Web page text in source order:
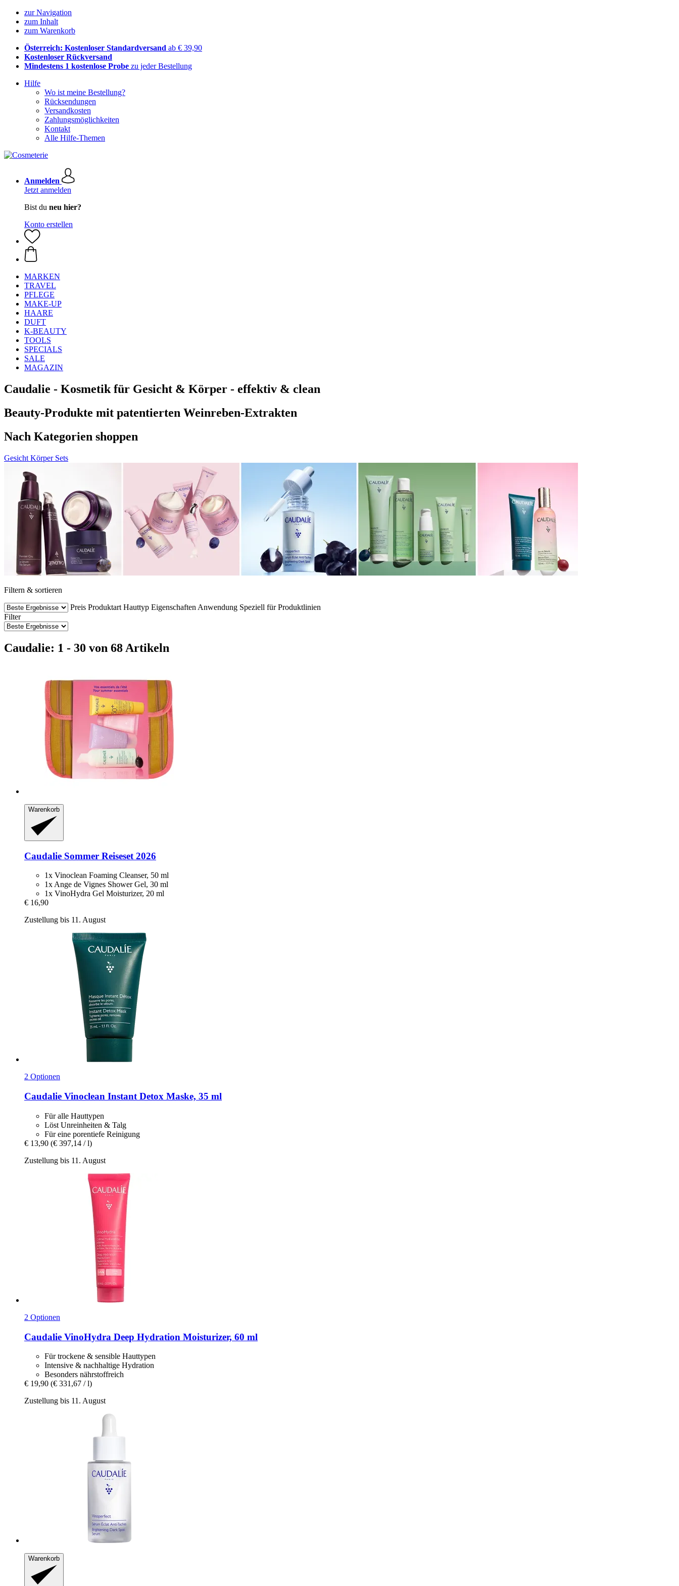
zur Navigation
zum Inhalt
zum Warenkorb
Österreich: Kostenloser Standardversand ab € 39,90
Kostenloser Rückversand
Mindestens 1 kostenlose Probe zu jeder Bestellung
Hilfe
Wo ist meine Bestellung?
Rücksendungen
Versandkosten
Zahlungsmöglichkeiten
Kontakt
Alle Hilfe-Themen
Anmelden
Jetzt anmelden
Bist du neu hier?
Konto erstellen
MARKEN
TRAVEL
PFLEGE
MAKE-UP
HAARE
DUFT
K-BEAUTY
TOOLS
SPECIALS
SALE
MAGAZIN
Caudalie - Kosmetik für Gesicht & Körper - effektiv & clean
Beauty-Produkte mit patentierten Weinreben-Extrakten
Nach Kategorien shoppen
Gesicht Körper Sets
Filtern & sortieren
Preis Produktart Hauttyp Eigenschaften Anwendung Speziell für Produktlinien
Filter
Caudalie: 1 - 30 von 68 Artikeln
Warenkorb
Caudalie Sommer Reiseset 2026
1x Vinoclean Foaming Cleanser, 50 ml
1x Ange de Vignes Shower Gel, 30 ml
1x VinoHydra Gel Moisturizer, 20 ml
€ 16,90
Zustellung bis 11. August
2 Optionen
Caudalie Vinoclean Instant Detox Maske, 35 ml
Für alle Hauttypen
Löst Unreinheiten & Talg
Für eine porentiefe Reinigung
€ 13,90 (€ 397,14 / l)
Zustellung bis 11. August
2 Optionen
Caudalie VinoHydra Deep Hydration Moisturizer, 60 ml
Für trockene & sensible Hauttypen
Intensive & nachhaltige Hydration
Besonders nährstoffreich
€ 19,90 (€ 331,67 / l)
Zustellung bis 11. August
Warenkorb